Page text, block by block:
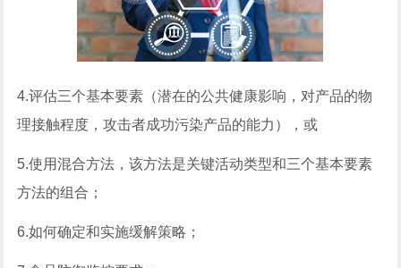
4.评估三个基本要素（潜在的公共健康影响，对产品的物
理接触程度，攻击者成功污染产品的能力），或
5.使用混合方法，该方法是关键活动类型和三个基本要素
方法的组合；
6.如何确定和实施缓解策略；